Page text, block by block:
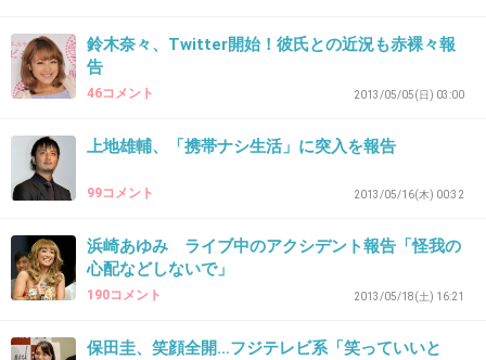
化学反応
41. 匿名2013/07/17(水) 22:08:33
それって、ブロックしたら逆にアブナイことし
鈴木奈々、Twitter開始！彼氏との近況も赤裸々報
告
46コメント 2013/05/05(日) 03:00
上地雄輔、「携帯ナシ生活」に突入を報告
99コメント 2013/05/16(木) 00:32
浜崎あゆみ ライブ中のアクシデント報告「怪我の
心配などしないで」
190コメント 2013/05/18(土) 16:21
保田圭、笑顔全開…フジテレビ系「笑っていいと